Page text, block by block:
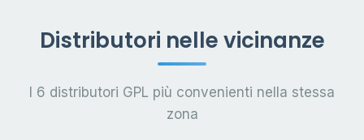
Distributori nelle vicinanze
I 6 distributori GPL più convenienti nella stessa
zona